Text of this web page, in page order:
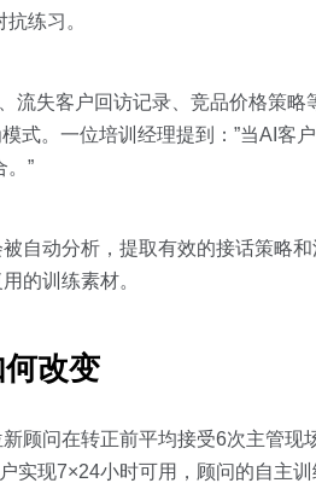
练习。
流失客户回访记录、竞品价格策略
式。一位培训经理提到：”当AI客
。”
自动分析，提取有效的接话策略
的训练素材。
改变
顾问在转正前平均接受6次主管现
实现7×24小时可用，顾问的自主